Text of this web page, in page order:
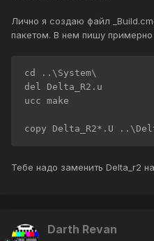
Лично я создаю файл
пакетом. В нем пишу примерно
cd ..\System\
del Delta_R2.u
ucc make
Тебе надо заменить Delta_r2
Darth Revan